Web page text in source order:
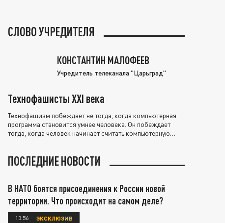
СЛОВО УЧРЕДИТЕЛЯ
КОНСТАНТИН МАЛОФЕЕВ
Учредитель телеканала "Царьград"
Технофашисты XXI века
Технофашизм побеждает не тогда, когда компьютерная
программа становится умнее человека. Он побеждает
тогда, когда человек начинает считать компьютерную
ПОСЛЕДНИЕ НОВОСТИ
В НАТО боятся присоединения к России новой
территории. Что происходит на самом деле?
13:56 ЭКСКЛЮЗИВ